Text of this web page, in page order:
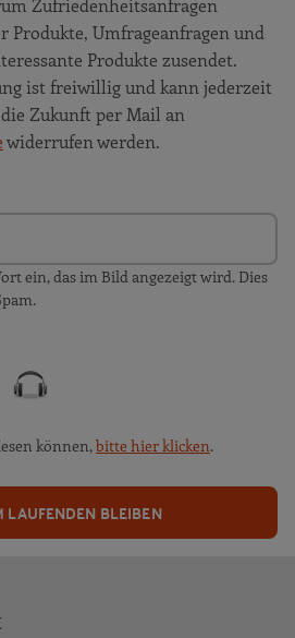
Zufriedenheitsanfragen
Produkte, Umfrageanfragen und
Produkte zusendet.
ist freiwillig und kann jederzeit
Zukunft per Mail an
widerrufen werden.
ein, das im Bild angezeigt wird. Dies
können,bitte hier klicken.
LAUFENDEN BLEIBEN